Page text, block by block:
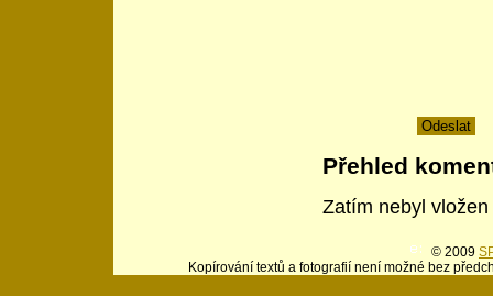
Přehled
Zatím nebyl
© 2009
Kopírování textů a fotografií není možné bez